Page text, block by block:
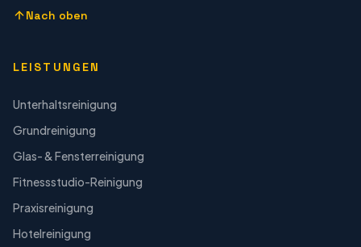
Nach oben
LEISTUNGEN
Unterhaltsreinigung
Grundreinigung
Glas- & Fensterreinigung
Fitnessstudio-Reinigung
Praxisreinigung
Hotelreinigung